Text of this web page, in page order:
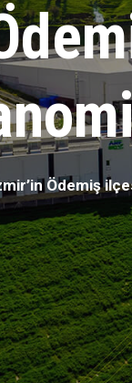
Ödemiş